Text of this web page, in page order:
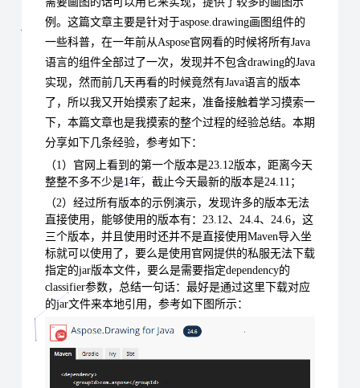
例。 这篇文章主要是针对于aspose.drawing画图组件的
一些科普，在一年前从Aspose官网看的时候将所有Java
语言的组件全部过了一次，发现并不包含drawing的Java
实现，然而前几天再看的时候竟然有Java语言的版本
了，所以我又开始摸索了起来，准备接触着学习摸索一
下，本篇文章也是我摸索的整个过程的经验总结。 本期
分享如下几条经验，参考如下 ：
（1）官网上看到的第一个版本是23.12版本，距离今天
整整不多不少是1年，截止今天最新的版本是24.11；
（2）经过所有版本的示例演示，发现许多的版本无法
直接使用，能够使用的版本有：23.12、24.4、24.6，这
三个版本，并且使用时还并不是直接使用Maven导入坐
标就可以使用了，要么是使用官网提供的私服无法下载
指定的jar版本文件，要么是需要指定dependency的
classifier参数，总结一句话：最好是通过这里下载对应
的jar文件来本地引用，参考如下图所示：